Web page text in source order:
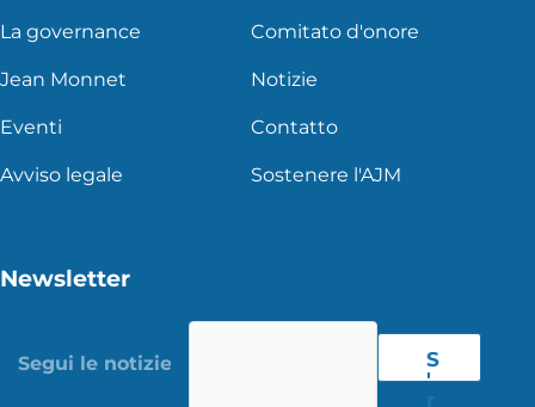
La governance Comitato d'onore
Jean Monnet Notizie
Eventi Contatto
Avviso legale Sostenere l'AJM
Newsletter
S
'